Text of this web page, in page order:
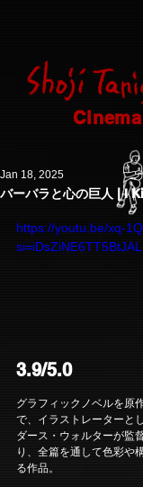
バーバラと心の巨人 | I
Jan 18, 2025
https://youtu.be/xq-
si=iDsZiNE6TT5BtJAL
3.9/5.0
グラフィックノベルを原
で、イラストレーターと
ダース・ウォルターが監
り、全篇を通して色彩や
る作品。